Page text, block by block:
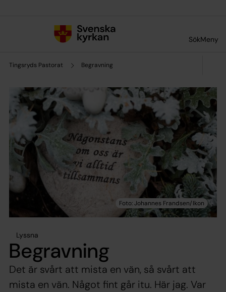
SökMeny
Tingsryds Pastorat Begravning
Lyssna
Begravning
Det är svårt att mista en vän, så svårt att
mista en vän. Något fint går itu. Här jag. Var